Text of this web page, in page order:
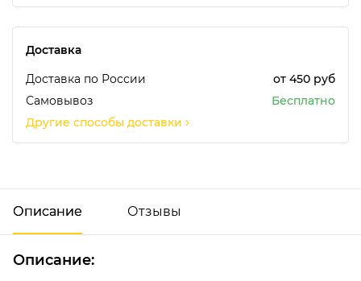
Доставка
Доставка по России
от 450 руб
Самовывоз
Бесплатно
Другие способы доставки
Описание Отзывы
Описание:
Добавить отзыв